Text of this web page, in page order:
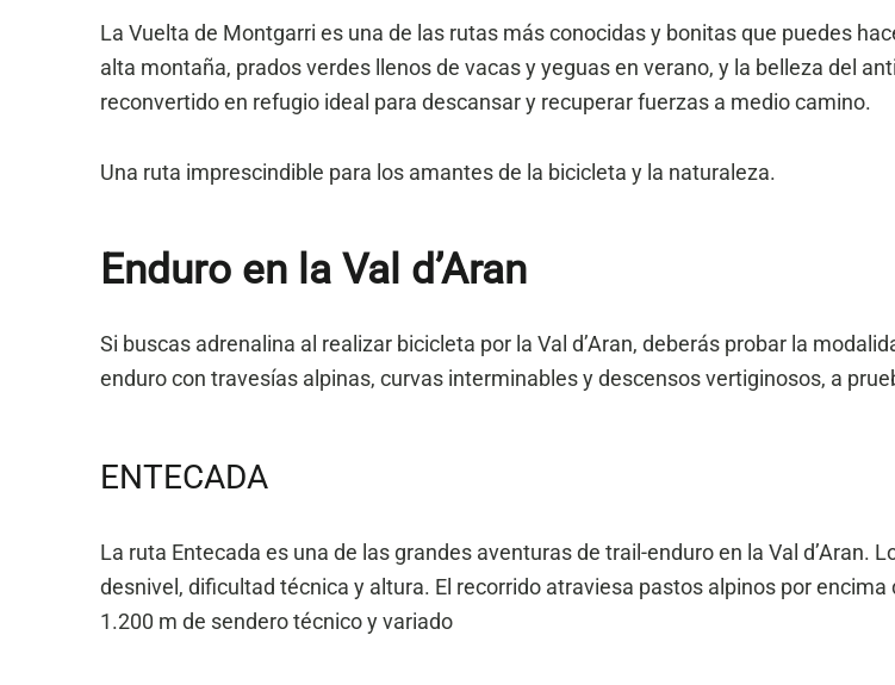
La Vuelta de Montgarri es una de las rutas más conocidas y bonitas que puedes
alta montaña, prados verdes llenos de vacas y yeguas en verano, y la belleza del
reconvertido en refugio ideal para descansar y recuperar fuerzas a medio camino.
Una ruta imprescindible para los amantes de la bicicleta y la naturaleza.
Enduro en la Val d’Aran
Si buscas adrenalina al realizar bicicleta por la Val d’Aran, deberás probar la
enduro con travesías alpinas, curvas interminables y descensos vertiginosos, a
ENTECADA
La ruta Entecada es una de las grandes aventuras de trail-enduro en la Val
desnivel, dificultad técnica y altura. El recorrido atraviesa pastos alpinos por
1.200 m de sendero técnico y variado